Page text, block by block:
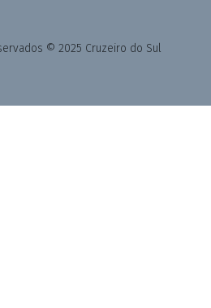
© 2025 Cruzeiro do Sul